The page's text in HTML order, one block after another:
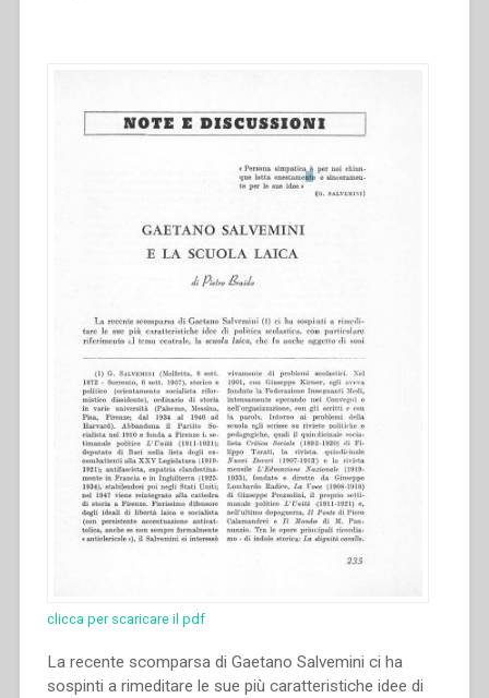
clicca per scaricare il pdf
La recente scomparsa di Gaetano Salvemini ci ha
sospinti a rimeditare le sue più caratteristiche idee di